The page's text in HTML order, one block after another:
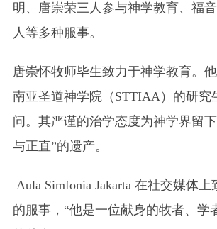
明、唐崇荣三人参与神学教育、福
人等多种服事。
唐崇怀牧师毕生致力于神学教育。
南亚圣道神学院（STTIAA）的研究
问。其严谨的治学态度为神学界留
与正直”的遗产。
Aula Simfonia Jakarta 在社交媒体
的服事，“他是一位献身的牧者、学